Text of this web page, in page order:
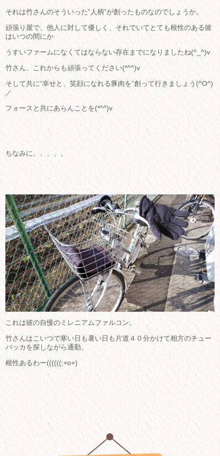
それは竹さんのそういった”人柄”が創ったものなのでしょうか。
頑張り屋で、他人に対して優しく、それでいてとても根性のある彼
はいつの間にか
うすいファームになくてはならない存在までになりましたね(^_^)v
竹さん、これからも頑張ってください(*^^)v
そして共に“幸せと、笑顔になれる豚肉を”創って行きましょう(^O^)
／
フォースと共にあらんことを(*^^)v
ちなみに、、、、、
これは彼の自慢のミレニアムファルコン。
竹さんはこいつで寒い日も暑い日も片道４０分かけて相方のチュー
バッカを探しながら通勤。
根性あるわー((((((;+o+)